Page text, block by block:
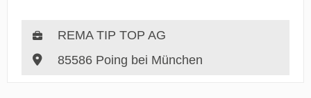
REMA TIP TOP AG
85586 Poing bei München